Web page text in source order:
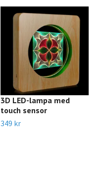
3D LED-lampa med
touch sensor
349 kr